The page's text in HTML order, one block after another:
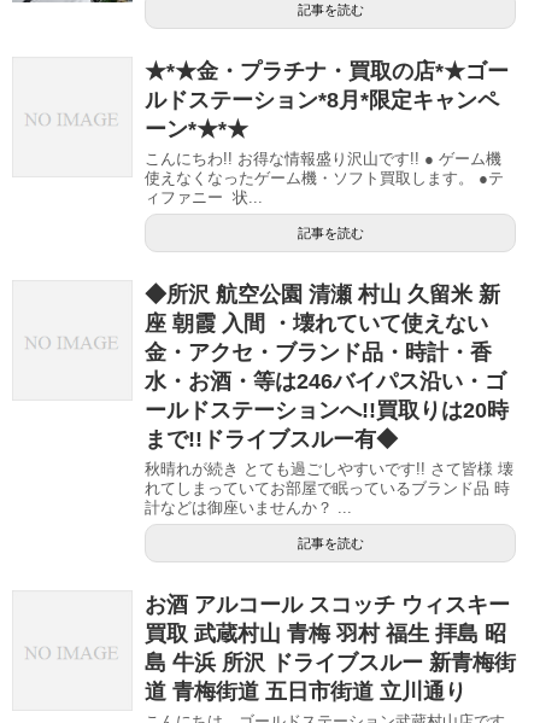
記事を読む
★*★金・プラチナ・買取の店*★ゴー
ルドステーション*8月*限定キャンペ
ーン*★*★
こんにちわ!! お得な情報盛り沢山です!! ● ゲーム機
使えなくなったゲーム機・ソフト買取します。 ●テ
ィファニー 状...
記事を読む
◆所沢 航空公園 清瀬 村山 久留米 新
座 朝霞 入間 ・壊れていて使えない
金・アクセ・ブランド品・時計・香
水・お酒・等は246バイパス沿い・ゴ
ールドステーションへ!!買取りは20時
まで!!ドライブスルー有◆
秋晴れが続き とても過ごしやすいです!! さて皆様 壊
れてしまっていてお部屋で眠っているブランド品 時
計などは御座いませんか？ ...
記事を読む
お酒 アルコール スコッチ ウィスキー
買取 武蔵村山 青梅 羽村 福生 拝島 昭
島 牛浜 所沢 ドライブスルー 新青梅街
道 青梅街道 五日市街道 立川通り